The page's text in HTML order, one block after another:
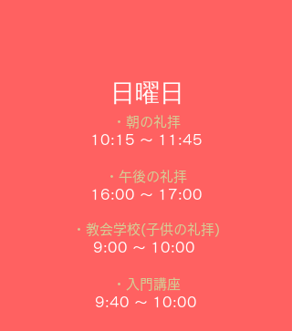
​日曜日
・朝の礼拝
10:15 ～ 11:45
・午後の礼拝
16:00 ～ 17:00
・教会学校(子供の礼拝)
9:00 ～ 10:00
・入門講座
9:40 ～ 10:00